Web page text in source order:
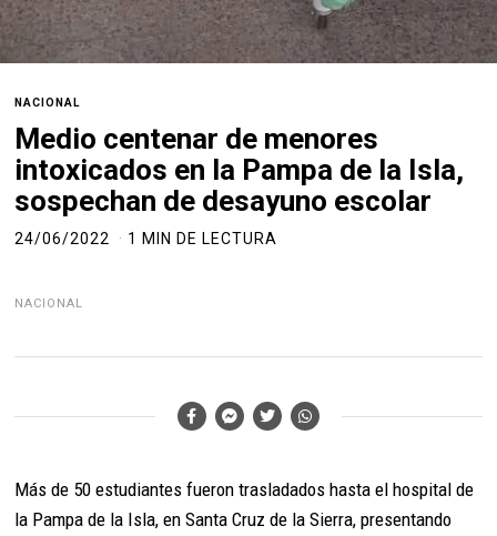
NACIONAL
Medio centenar de menores
intoxicados en la Pampa de la Isla,
sospechan de desayuno escolar
24/06/2022 1 MIN DE LECTURA
NACIONAL
Más de 50 estudiantes fueron trasladados hasta el hospital de
la Pampa de la Isla, en Santa Cruz de la Sierra, presentando